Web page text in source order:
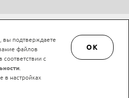
© LAN-art.ru, 2013—2026. Все права защищены.
об обработке и защите персональных
данных.
вы подтверждаете
файлов
соответствии с
в настройках
OK